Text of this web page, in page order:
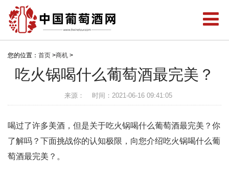
您的位置： 首页 >商机 >
吃火锅喝什么葡萄酒最完美？
来源： 时间：2021-06-16 09:41:05
喝过了许多美酒，但是关于吃火锅喝什么葡萄酒最完美？你
了解吗？下面挑战你的认知极限，向您介绍吃火锅喝什么葡
萄酒最完美？。